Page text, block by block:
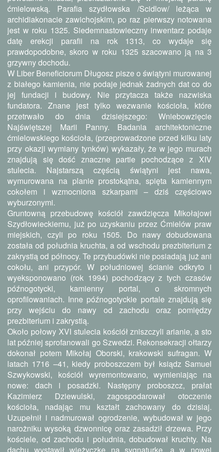
ćmielowską. Parafia szydłowska /Scidlow/ leżąca w
archidiakonacie zawichojskim, po raz pierwszy notowana
jest w roku 1325. Siedemnastowieczny inwentarz podaje
datę erekcji parafii na rok 1313, co wydaje się
prawdopodobne, skoro w roku 1325 szacowano ją na 3
grzywny dochodu.
W Liber Beneficiorum Długosz pisze o świątyni murowanej
z białego kamienia, nie podaje jednak żadnych dat co do
jej fundacji i budowy. Nie przytacza także nazwiska
fundatora. Znane jest tylko wezwanie kościoła, które
przetrwało do dnia dzisiejszego: Wniebowzięcie
Najświętszej Marii Panny. Badania architektoniczne
ćmielowskiego kościoła, (przeprowadzone przed kilku laty
przy okazji wymiany tynków) wykazały, że w jego murach
znajdują się dość znaczne partie pochodzące z XIV
stulecia. Najstarszą częścią świątyni jest nawa,
wymurowana na planie prostokątna, spięta kamiennym
cokołem i wzmocniona szkarpami – dziś częściowo
wyburzonymi.
Gruntowną przebudowę kościół zawdzięcza Mikołajowi
Szydłowieckiemu, już po uzyskaniu przez Ćmielów praw
miejskich, czyli po roku 1505. Do nawy dobudowana
została od południa kruchta, a od wschodu prezbiterium z
zakrystią od północy. Te przybudówki nie posiadają już ani
cokołu, ani przypór. W południowej ścianie odkryto i
wyeksponowano (rok 1994) pochodzący z tych czasów
późnogotycki, kamienny portal, o skromnych
oprofilowaniach. Inne późnogotyckie portale znajdują się
przy wejściu do nawy od zachodu oraz pomiędzy
prezbiterium i zakrystią.
Około połowy XVI stulecia kościół zniszczyli arianie, a sto
lat później sprofanowali go Szwedzi. Rekonsekracji ołtarzy
dokonał potem Mikołaj Oborski, krakowski sufragan. W
latach 1716 –41, kiedy proboszczem był ksiądz Samuel
Szwykowski, kościół wyremontowano, wymieniając na
nowe: dach i posadzki. Następny proboszcz, prałat
Kazimierz Dziewulski, zagospodarował otoczenie
kościoła, nadając mu kształt zachowany do dzisiaj.
Uzupełnił i nadmurował ogrodzenie, wybudował w jego
narożniku wysoką dzwonnicę oraz zasadził drzewa. Przy
kościele, od zachodu i południa, dobudował kruchty. Na